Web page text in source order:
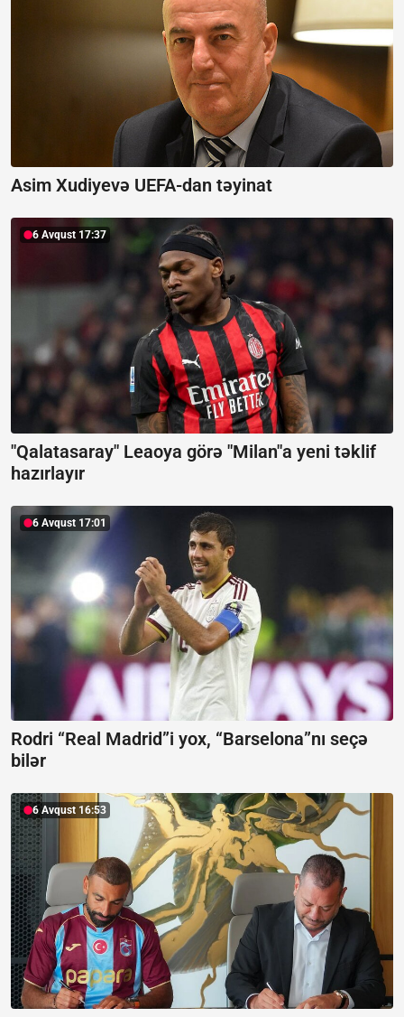
Asim Xudiyevə UEFA-dan təyinat
6 Avqust 17:37
"Qalatasaray" Leaoya görə "Milan"a yeni təklif
hazırlayır
6 Avqust 17:01
Rodri “Real Madrid”i yox, “Barselona”nı seçə
bilər
6 Avqust 16:53